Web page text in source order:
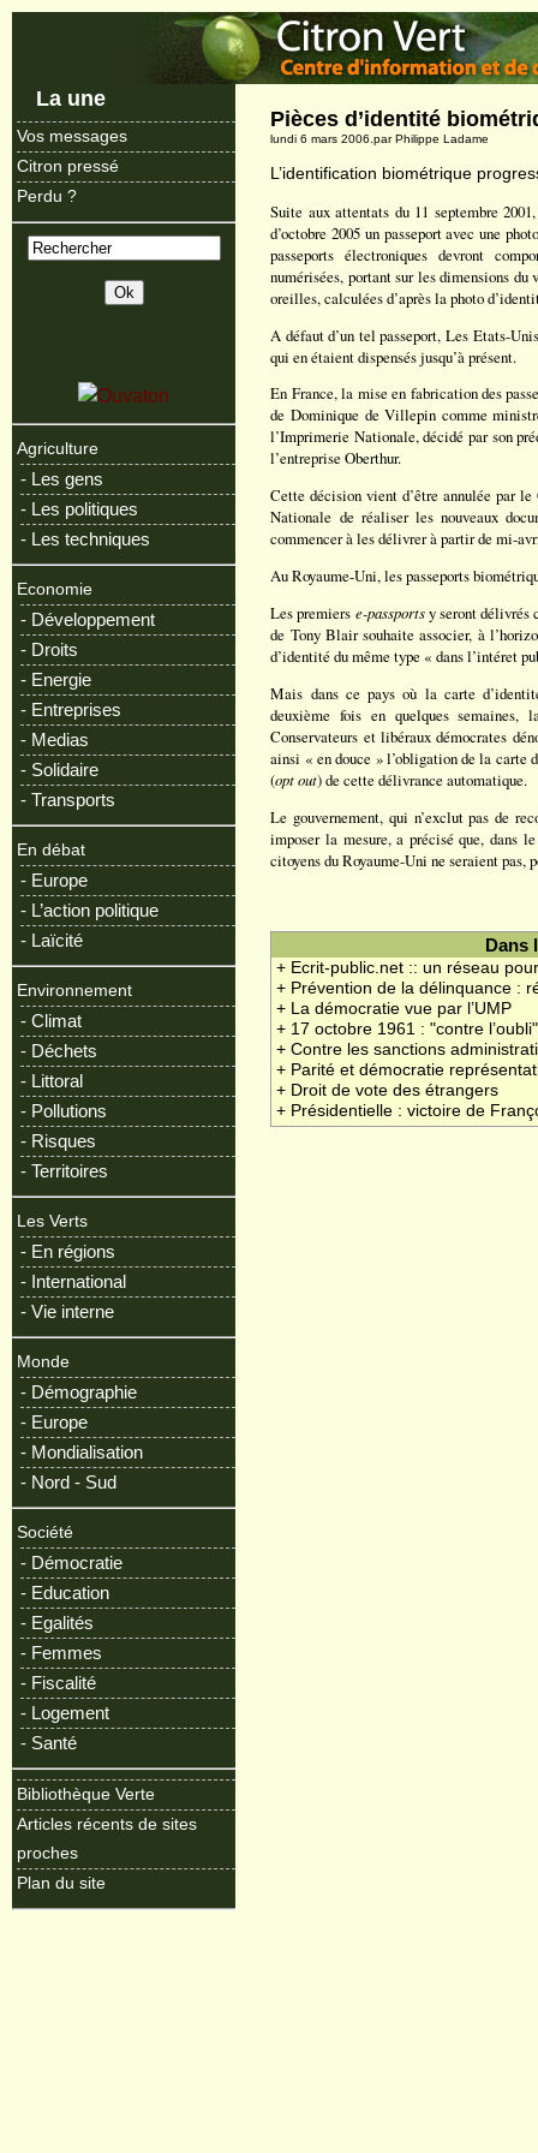
La une
Vos messages
Citron pressé
Perdu ?
Agriculture
- Les gens
- Les politiques
- Les techniques
Economie
- Développement
- Droits
- Energie
- Entreprises
- Medias
- Solidaire
- Transports
En débat
- Europe
- L’action politique
- Laïcité
Environnement
- Climat
- Déchets
- Littoral
- Pollutions
- Risques
- Territoires
Les Verts
- En régions
- International
- Vie interne
Monde
- Démographie
- Europe
- Mondialisation
- Nord - Sud
Société
- Démocratie
- Education
- Egalités
- Femmes
- Fiscalité
- Logement
- Santé
Bibliothèque Verte
Articles récents de sites
proches
Plan du site
Pièces d’identité
lundi 6 mars 2006.par Philippe Ladame
L’identification biométrique
Suite aux attentats du 11 septembre
d’octobre 2005 un passeport avec une
passeports électroniques devront
numérisées, portant sur les dimensions
oreilles, calculées d’après la photo
A défaut d’un tel passeport, Les Etats-
qui en étaient dispensés jusqu’à présent.
En France, la mise en fabrication des
de Dominique de Villepin comme
l’Imprimerie Nationale, décidé par son
l’entreprise Oberthur.
Cette décision vient d’être annulée par
Nationale de réaliser les nouveaux
commencer à les délivrer à partir de mi-
Au Royaume-Uni, les passeports
Les premiers e-passportsy seront délivrés
de Tony Blair souhaite associer, à
d’identité du même type « dans l’intéret
Mais dans ce pays où la carte
deuxième fois en quelques semaines,
Conservateurs et libéraux démocrates
ainsi « en douce » l’obligation de la carte
(opt out) de cette délivrance automatique.
Le gouvernement, qui n’exclut pas de
imposer la mesure, a précisé que, dans
citoyens du Royaume-Uni ne seraient pas,
Dans
+ Ecrit-public.net :: un réseau
+ Prévention de la délinquance :
+ La démocratie vue par l’UMP
+ 17 octobre 1961 : "contre l’oubli"
+ Contre les sanctions
+ Parité et démocratie
+ Droit de vote des étrangers
+ Présidentielle : victoire de